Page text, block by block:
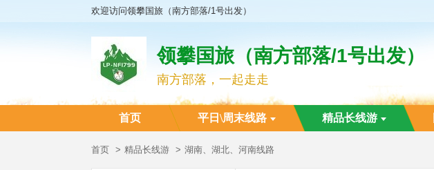
欢迎访问领攀国旅（南方部落/1号出发）
领攀国旅（南方部落/1号出发）
南方部落，一起走走
首页 平日\周末线路 精品长线游
首页 精品长线游 湖南、湖北、河南线路